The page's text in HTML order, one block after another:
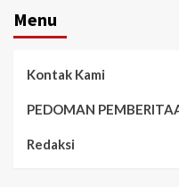
Menu
Kontak Kami
PEDOMAN
Redaksi